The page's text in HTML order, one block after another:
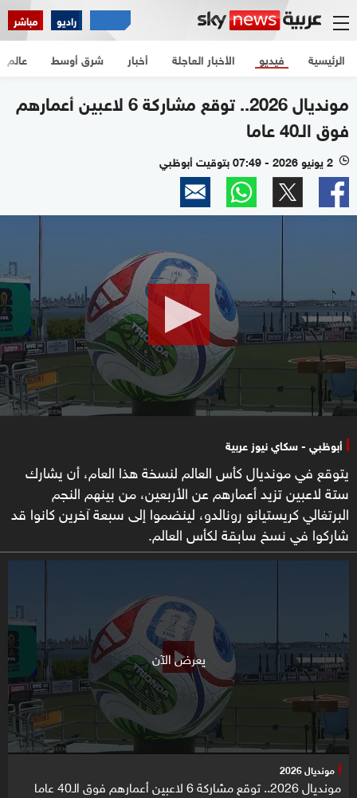
راديو مباشر
الرئيسية الأخبار العاجلة أخبار شرق أوسط عالم فيديو
مونديال 2026.. توقع مشاركة 6 لاعبين أعمارهم
فوق الـ40 عاما
l 2 يونيو 2026 - 07:49 بتوقيت أبوظبي
minutes,
3
seconds
أبوظبي - سكاي نيوز عربية
يتوقع في مونديال كأس العالم لنسخة هذا العام، أن يشارك
ستة لاعبين تزيد أعمارهم عن الأربعين، من بينهم النجم
البرتغالي كريستيانو رونالدو، لينضموا إلى سبعة آخرين كانوا قد
شاركوا في نسخ سابقة لكأس العالم.
يعرض الآن
مونديال 2026
مونديال 2026.. توقع مشاركة 6 لاعبين أعمارهم فوق الـ40 عاما